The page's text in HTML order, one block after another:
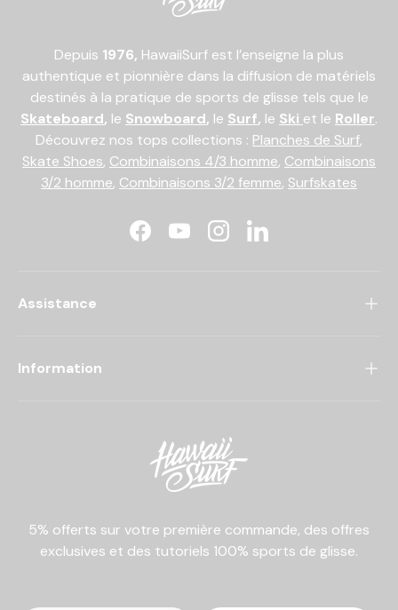
Depuis 1976, HawaiiSurf est l’enseigne la plus
authentique et pionnière dans la diffusion de matériels
destinés à la pratique de sports de glisse tels que le
Skateboard, le Snowboard, le Surf, le Ski et le Roller.
Découvrez nos tops collections : Planches de Surf,
Skate Shoes, Combinaisons 4/3 homme, Combinaisons
3/2 homme, Combinaisons 3/2 femme, Surfskates
FacebookYouTubeInstagramLinkedIn
Assistance
Information
5% offerts sur votre première commande, des offres
exclusives et des tutoriels 100% sports de glisse.